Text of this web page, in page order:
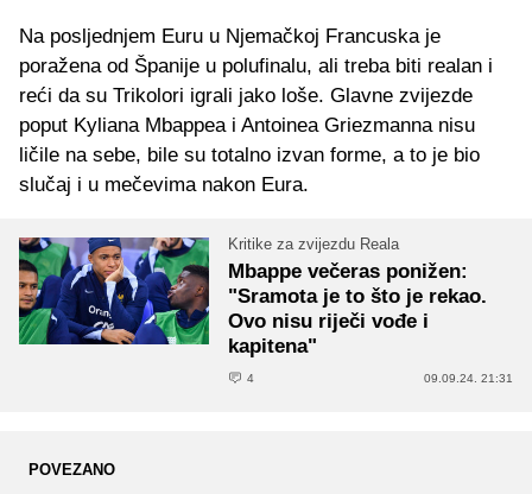
Na posljednjem Euru u Njemačkoj Francuska je
poražena od Španije u polufinalu, ali treba biti realan i
reći da su Trikolori igrali jako loše. Glavne zvijezde
poput Kyliana Mbappea i Antoinea Griezmanna nisu
ličile na sebe, bile su totalno izvan forme, a to je bio
slučaj i u mečevima nakon Eura.
Kritike za zvijezdu Reala
Mbappe večeras ponižen:
"Sramota je to što je rekao.
Ovo nisu riječi vođe i
kapitena"
4 09.09.24. 21:31
POVEZANO